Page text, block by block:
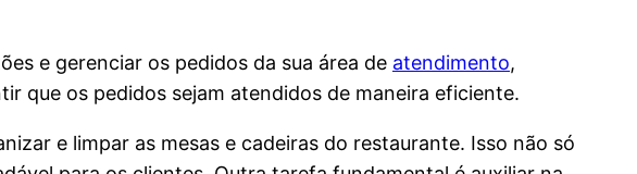
e gerenciar os pedidos da sua área de atendimento,
que os pedidos sejam atendidos de maneira eficiente.
e limpar as mesas e cadeiras do restaurante. Isso não só